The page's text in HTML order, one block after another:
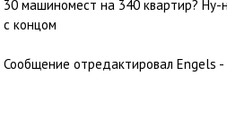
30 машиномест на 340 квартир?
с концом
Сообщение отредактировал Engels -